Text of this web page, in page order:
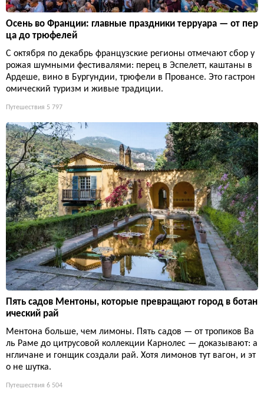
Осень во Франции: главные праздники терруара — от пер
ца до трюфелей
С октября по декабрь французские регионы отмечают сбор у
рожая шумными фестивалями: перец в Эспелетт, каштаны в
Ардеше, вино в Бургундии, трюфели в Провансе. Это гастрон
омический туризм и живые традиции.
Путешествия 5 797
Пять садов Ментоны, которые превращают город в ботан
ический рай
Ментона больше, чем лимоны. Пять садов — от тропиков Ва
ль Раме до цитрусовой коллекции Карнолес — доказывают: а
нгличане и гонщик создали рай. Хотя лимонов тут вагон, и эт
о не шутка.
Путешествия 6 504